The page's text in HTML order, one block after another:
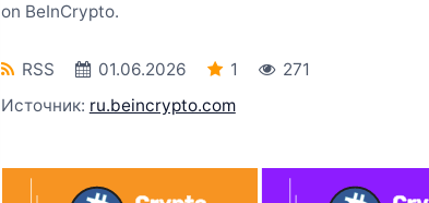
on BeInCrypto.
RSS 01.06.2026 1
271
Источник: ru.beincrypto.com